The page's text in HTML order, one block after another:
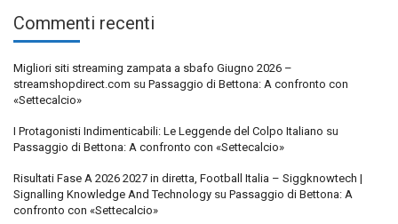
Commenti recenti
Migliori siti streaming zampata a sbafo Giugno 2026 –
streamshopdirect.com su Passaggio di Bettona: A confronto con
«Settecalcio»
I Protagonisti Indimenticabili: Le Leggende del Colpo Italiano su
Passaggio di Bettona: A confronto con «Settecalcio»
Risultati Fase A 2026 2027 in diretta, Football Italia – Siggknowtech |
Signalling Knowledge And Technology su Passaggio di Bettona: A
confronto con «Settecalcio»